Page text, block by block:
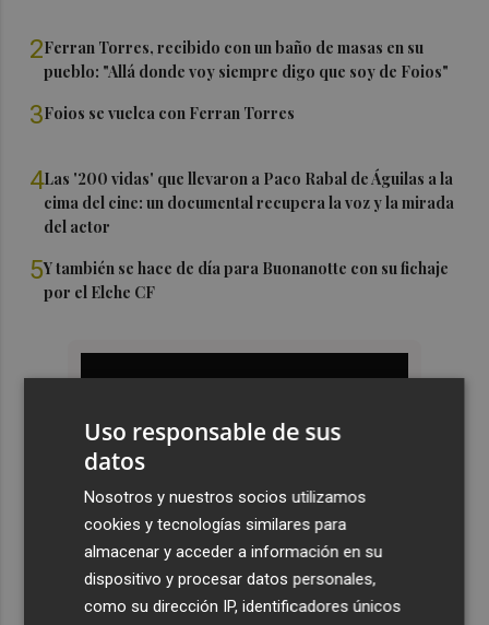
2Ferran Torres, recibido con un baño de masas en su
pueblo: "Allá donde voy siempre digo que soy de Foios"
3Foios se vuelca con Ferran Torres
4Las '200 vidas' que llevaron a Paco Rabal de Águilas a la
cima del cine: un documental recupera la voz y la mirada
del actor
5Y también se hace de día para Buonanotte con su fichaje
por el Elche CF
Uso responsable de sus
datos
Nosotros y nuestros socios utilizamos
cookies y tecnologías similares para
almacenar y acceder a información en su
dispositivo y procesar datos personales,
como su dirección IP, identificadores únicos